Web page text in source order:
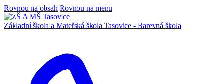
Rovnou na obsah Rovnou na menu
Základní škola a Mateřská škola Tasovice - Barevná škola